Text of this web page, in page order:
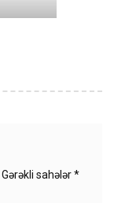
Gərəkli sahələr*